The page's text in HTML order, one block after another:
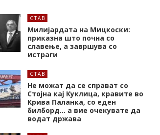
СТАВ
Милијардата на Мицкоски:
приказна што почна со
славење, а завршува со
истраги
СТАВ
Не можат да се справат со
Стојна кај Куклица, кравите во
Крива Паланка, со еден
билборд… а вие очекувате да
водат држава